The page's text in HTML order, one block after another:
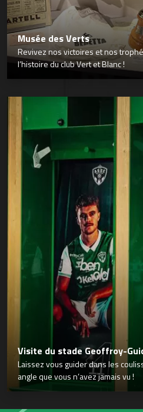
Musée des Verts
Revivez nos victoires et nos
l’histoire du club Vert et Blanc !
Visite du stade Geoffroy-
Laissez vous guider dans les
angle que vous n’avez jamais vu !